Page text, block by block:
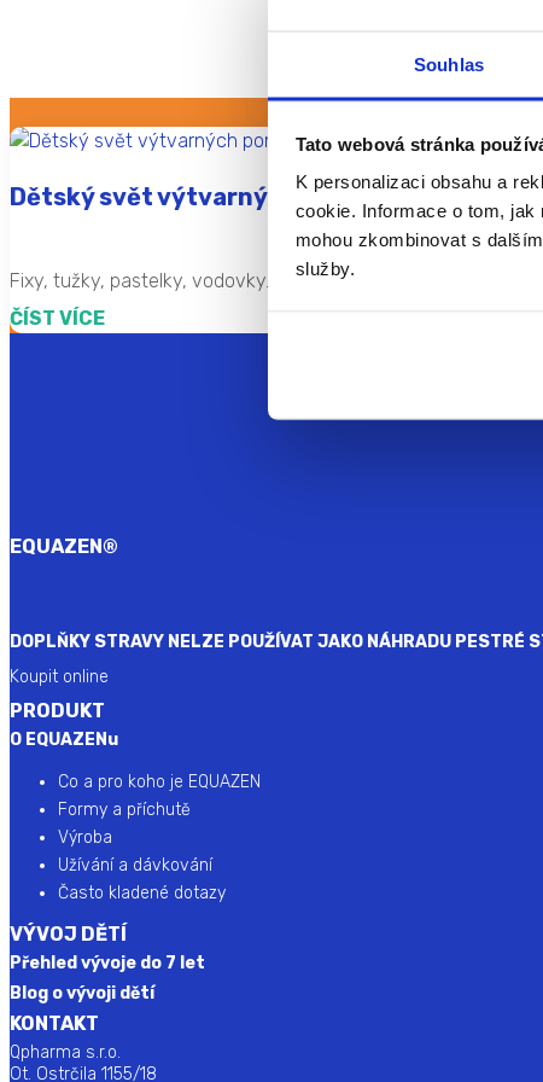
Souhlas
Tato webová stránka
K personalizaci obsahu a
cookie. Informace o tom,
mohou zkombinovat s
služby.
Dětský svět výtvarných pomůcek. Jaké
Fixy, tužky, pastelky, vodovky… všechny patří do světa
ČÍST VÍCE
EQUAZEN®
DOPLŇKY STRAVY NELZE POUŽÍVAT JAKO NÁHRADU PESTRÉ
Koupit online
PRODUKT
O EQUAZENu
Co a pro koho je EQUAZEN
Formy a příchutě
Výroba
Užívání a dávkování
Často kladené dotazy
VÝVOJ DĚTÍ
Přehled vývoje do 7 let
Blog o vývoji dětí
KONTAKT
Qpharma s.r.o.
Ot. Ostrčila 1155/18